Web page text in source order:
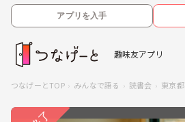
アプリを入手
趣味友アプリ
つなげーとTOP みんなで語る 読書会 東京都